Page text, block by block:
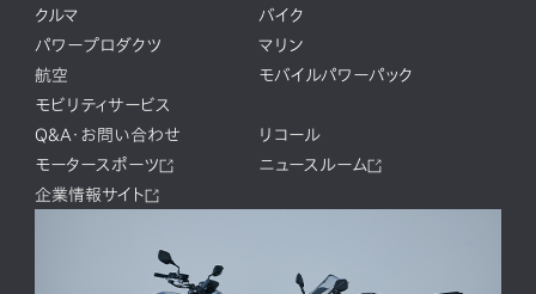
クルマ
バイク
パワープロダクツ
マリン
航空
モバイルパワーパック
モビリティサービス
Q&A・お問い合わせ
リコール
モータースポーツ
ニュースルーム
企業情報サイト